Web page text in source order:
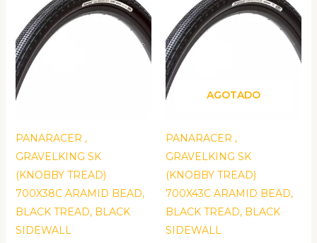
PANARACER ,
GRAVELKING SK
(KNOBBY TREAD)
700X38C ARAMID BEAD,
BLACK TREAD, BLACK
SIDEWALL
AGOTADO
PANARACER ,
GRAVELKING SK
(KNOBBY TREAD)
700X43C ARAMID BEAD,
BLACK TREAD, BLACK
SIDEWALL